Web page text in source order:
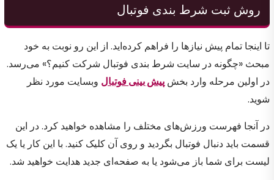
روش ثبت شرط بندی فوتبال
تا اینجا تمام پیش نیازها را فراهم کرده‌اید. از این رو نوبت به خود
مبحث «چگونه در سایت شرط بندی فوتبال شرکت کنیم؟» می‌رسد.
در اولین مرحله وارد بخشپیش بینی فوتبال وبسایت مورد نظر
شوید.
در آنجا فهرست ورزش‌های مختلف را مشاهده خواهید کرد. در این
قسمت باید دنبال فوتبال بگردید و روی آن کلیک کنید. با این کار یا یک
لیست برای شما باز می‌شود یا به صفحه‌‌ای جدید هدایت خواهید شد.